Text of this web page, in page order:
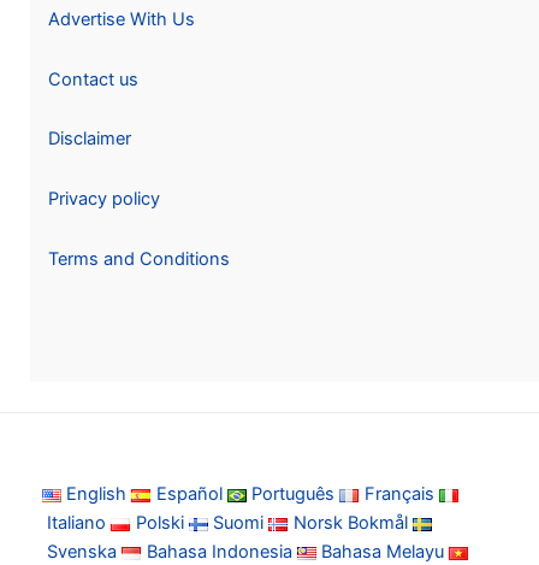
Advertise With Us
Contact us
Disclaimer
Privacy policy
Terms and Conditions
English Español Português
Français
Italiano
Polski Suomi
Norsk Bokmål
Svenska
Bahasa Indonesia
Bahasa Melayu